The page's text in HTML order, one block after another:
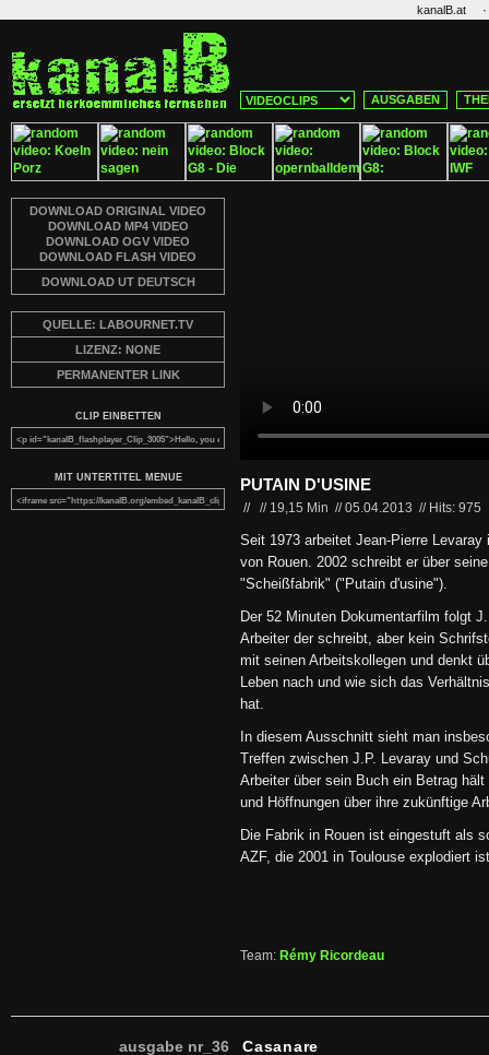
kanalB.at ·
AUSGABEN
DOWNLOAD ORIGINAL VIDEO
DOWNLOAD MP4 VIDEO
DOWNLOAD OGV VIDEO
DOWNLOAD FLASH VIDEO
DOWNLOAD UT DEUTSCH
QUELLE: LABOURNET.TV
LIZENZ: NONE
PERMANENTER LINK
CLIP EINBETTEN
MIT UNTERTITEL MENUE PUTAIN D'USINE
// // 19,15 Min //05.04.2013 // Hits: 975
Seit 1973 arbeitet Jean-Pierre
von Rouen. 2002 schreibt er über
"Scheißfabrik" ("Putain d'usine").
Der 52 Minuten Dokumentarfilm folgt
Arbeiter der schreibt, aber kein
mit seinen Arbeitskollegen und denkt
Leben nach und wie sich das
hat.
In diesem Ausschnitt sieht man
Treffen zwischen J.P. Levaray und
Arbeiter über sein Buch ein Betrag
und Höffnungen über ihre zukünftige
Die Fabrik in Rouen ist eingestuft als
AZF, die 2001 in Toulouse explodiert
Team: Rémy Ricordeau
ausgabe nr_36 Casanare